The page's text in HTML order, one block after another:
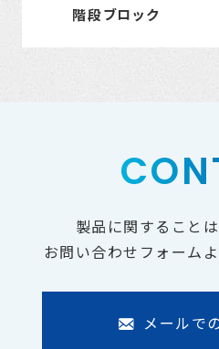
階段ブロック
製品に関すること
お問い合わせフォーム
メールで